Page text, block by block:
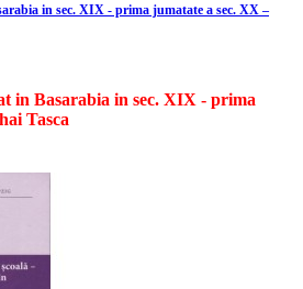
in sec. XIX - prima jumatate a sec. XX –
in Basarabia in sec. XIX - prima
Tasca